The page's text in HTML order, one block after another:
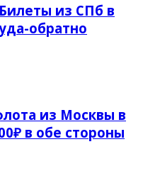
из СПб в
обратно
из Москвы в
в обе стороны